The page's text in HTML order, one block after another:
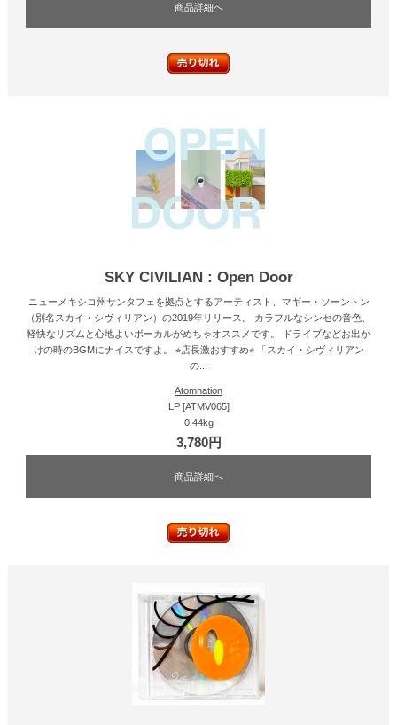
商品詳細へ
SKY CIVILIAN : Open Door
ニューメキシコ州サンタフェを拠点とするアーティスト、マギー・ソーントン
（別名スカイ・シヴィリアン）の2019年リリース。 カラフルなシンセの音色、
軽快なリズムと心地よいボーカルがめちゃオススメです。 ドライブなどお出か
けの時のBGMにナイスですよ。 ⭐︎店長激おすすめ⭐︎ 「スカイ・シヴィリアン
の...
Atomnation
LP [ATMV065]
0.44kg
3,780円
商品詳細へ